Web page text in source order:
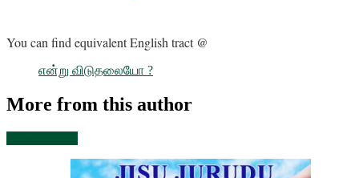
You can find equivalent English tract @
என்று விடுதலையோ ?
More from this author